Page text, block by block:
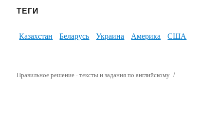
ТЕГИ
Казахстан Беларусь Украина Америка США
Правильное решение - тексты и задания по английскому